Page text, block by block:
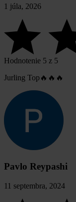
1 júla, 2026
Hodnotenie 5 z 5
Jurling Top🔥🔥🔥
Pavlo Reypashi
11 septembra, 2024